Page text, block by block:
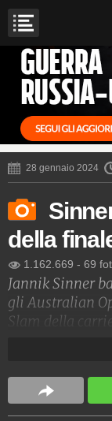
28 gennaio 2024
della
1.162.669 - 69
Jannik Sinner
gli Australian
Slam della
imposto con il